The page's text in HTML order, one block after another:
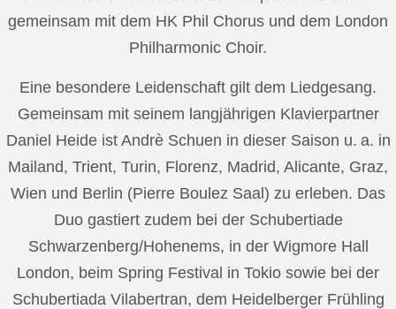
gemeinsam mit dem HK Phil Chorus und dem London
Philharmonic Choir.
Eine besondere Leidenschaft gilt dem Liedgesang.
Gemeinsam mit seinem langjährigen Klavierpartner
Daniel Heide ist Andrè Schuen in dieser Saison u. a. in
Mailand, Trient, Turin, Florenz, Madrid, Alicante, Graz,
Wien und Berlin (Pierre Boulez Saal) zu erleben. Das
Duo gastiert zudem bei der Schubertiade
Schwarzenberg/Hohenems, in der Wigmore Hall
London, beim Spring Festival in Tokio sowie bei der
Schubertiada Vilabertran, dem Heidelberger Frühling